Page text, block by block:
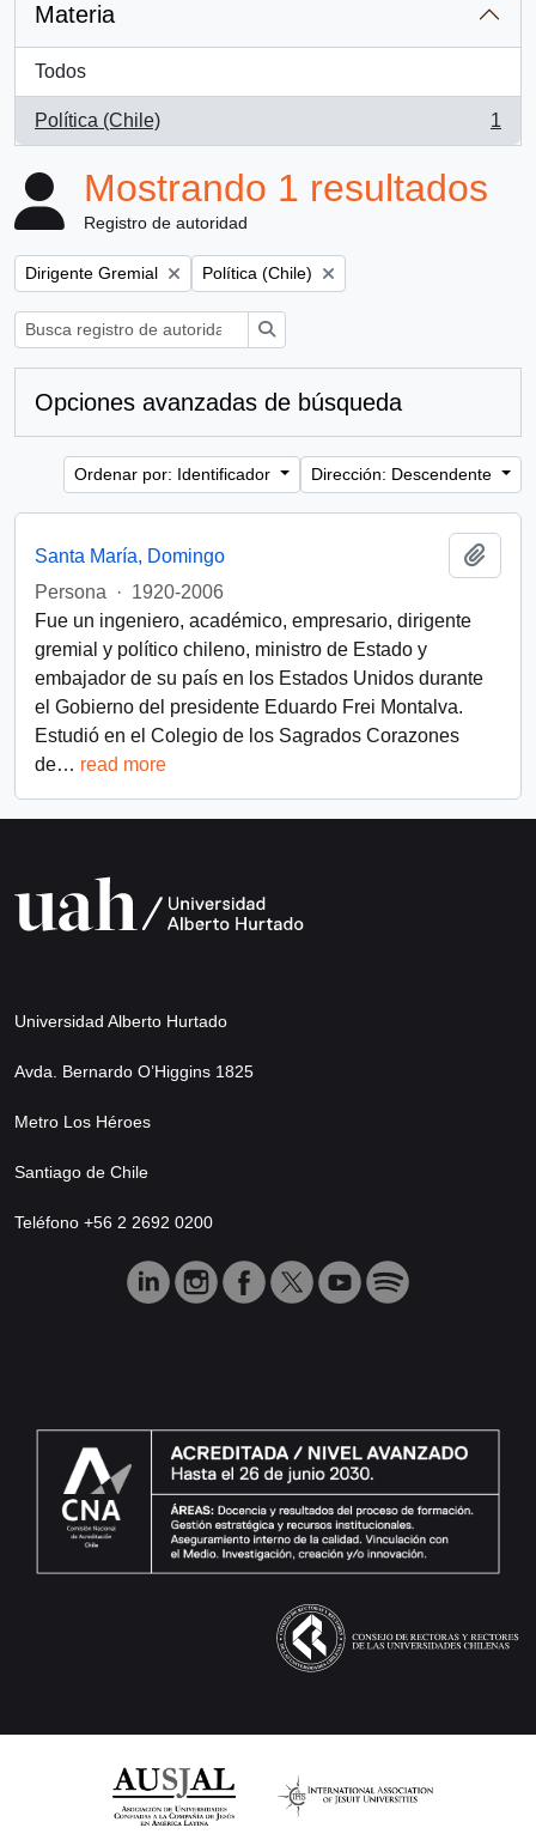
Materia
Todos
Política (Chile)
, 1 resultados
1
Mostrando 1 resultados
Registro de autoridad
Remove filter:
Dirigente Gremial Remove filter:
Política (Chile)
Opciones avanzadas de búsqueda
Ordenar por: Identificador Dirección: Descendente
Santa María, Domingo
Persona
· 1920-2006
Fue un ingeniero, académico, empresario, dirigente
gremial y político chileno, ministro de Estado y
embajador de su país en los Estados Unidos durante
el Gobierno del presidente Eduardo Frei Montalva.
Estudió en el Colegio de los Sagrados Corazones
de… read more
Universidad Alberto Hurtado
Avda. Bernardo O’Higgins 1825
Metro Los Héroes
Santiago de Chile
Teléfono +56 2 2692 0200